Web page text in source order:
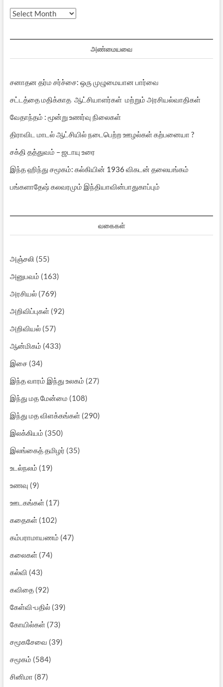
முந்தைய
அண்மையவை
சனாதன தர்ம சர்ச்சை: ஒரு முழுமையான பார்வை
சட்டத்தை மதிக்காத ஆட்சியாளர்கள் மற்றும் அரசியல்வாதிகள்
வேதாந்தம் : மூன்று உணர்வு நிலைகள்
திராவிட மாடல் ஆட்சியில் நடைபெற்ற ஊழல்கள் கற்பனையா ?
சக்தி தத்துவம் – ஜடாயு உரை
இந்த ஹிந்து சமூகம்: கல்கியின் 1936 விகடன் தலையங்கம்
பங்களாதேஷ் கலவரமும் இந்தியாவின்பாதுகாப்பும்
வகைகள்
அஞ்சலி (55)
அனுபவம் (163)
அரசியல்(769)
அறிவிப்புகள்(92)
அறிவியல்(57)
ஆன்மிகம் (433)
இசை(34)
இந்த வாரம் இந்து உலகம் (27)
இந்து மத மேன்மை (108)
இந்து மத விளக்கங்கள்(290)
இலக்கியம் (350)
இலங்கைத் தமிழர் (35)
உடல்நலம் (19)
உணவு (9)
ஊடகங்கள்(17)
கதைகள்(102)
கம்பராமாயணம் (47)
கலைகள்(74)
கல்வி (43)
கவிதை(92)
கேள்வி-பதில்(39)
கோயில்கள்(73)
சமூகசேவை (39)
சமூகம் (584)
சினிமா (87)